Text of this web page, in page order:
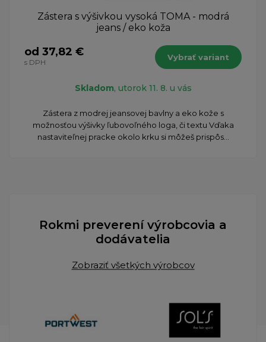
Zástera s výšivkou vysoká TOMA - modrá
jeans / eko koža
od 37,82 €
s DPH
Vybrať variant
Skladom, utorok 11. 8. u vás
Zástera z modrej jeansovej bavlny a eko kože s
možnosťou výšivky ľubovoľného loga, či textu Vďaka
nastaviteľnej pracke okolo krku si môžeš prispôs...
Rokmi preverení výrobcovia a
dodávatelia
Zobraziť všetkých výrobcov